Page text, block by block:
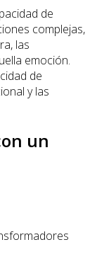
de
complejas,
las
emoción.
de
y las
un